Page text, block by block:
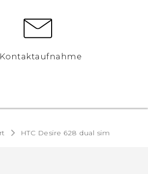
Kontaktaufnahme
HTC Desire 628 dual sim‎